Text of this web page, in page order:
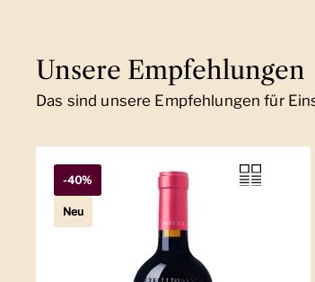
Unsere Empfehlungen
Das sind unsere Empfehlungen für
-40%
Neu